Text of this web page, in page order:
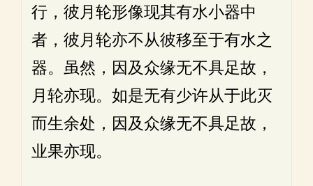
行，彼月轮形像现其有水小器中
者，彼月轮亦不从彼移至于有水之
器。虽然，因及众缘无不具足故，
月轮亦现。如是无有少许从于此灭
而生余处，因及众缘无不具足故，
业果亦现。